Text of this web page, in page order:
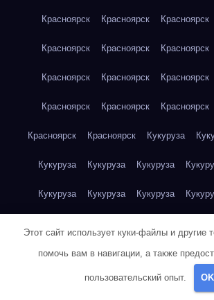
Красноярск Красноярск Красноярск
Красноярск Красноярск Красноярск
Красноярск Красноярск Красноярск
Красноярск Красноярск Красноярск
Красноярск Красноярск Кукуруза
Кукуруза Кукуруза Кукуруза
Кукуруза Кукуруза Кукуруза
Куриная грудка Куриная грудка
Куриная грудка Куриная грудка
Этот сайт использует куки-файлы и другие
помочь вам в навигации, а также
пользовательский опыт. OK